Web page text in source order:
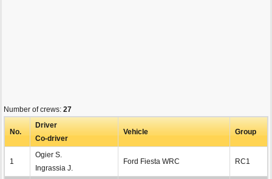
Number of crews: 27
No.
Driver
Co-driver
Vehicle Group
1
Ogier S.
Ingrassia J.
Ford Fiesta WRC RC1